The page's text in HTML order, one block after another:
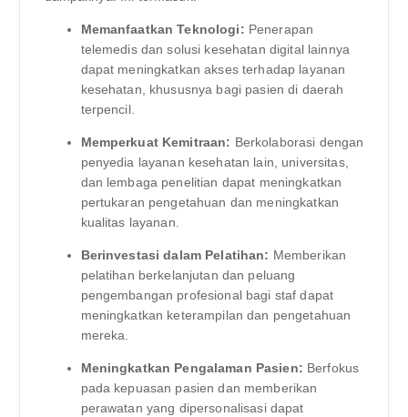
Memanfaatkan Teknologi: Penerapan
telemedis dan solusi kesehatan digital lainnya
dapat meningkatkan akses terhadap layanan
kesehatan, khususnya bagi pasien di daerah
terpencil.
Memperkuat Kemitraan: Berkolaborasi dengan
penyedia layanan kesehatan lain, universitas,
dan lembaga penelitian dapat meningkatkan
pertukaran pengetahuan dan meningkatkan
kualitas layanan.
Berinvestasi dalam Pelatihan: Memberikan
pelatihan berkelanjutan dan peluang
pengembangan profesional bagi staf dapat
meningkatkan keterampilan dan pengetahuan
mereka.
Meningkatkan Pengalaman Pasien: Berfokus
pada kepuasan pasien dan memberikan
perawatan yang dipersonalisasi dapat